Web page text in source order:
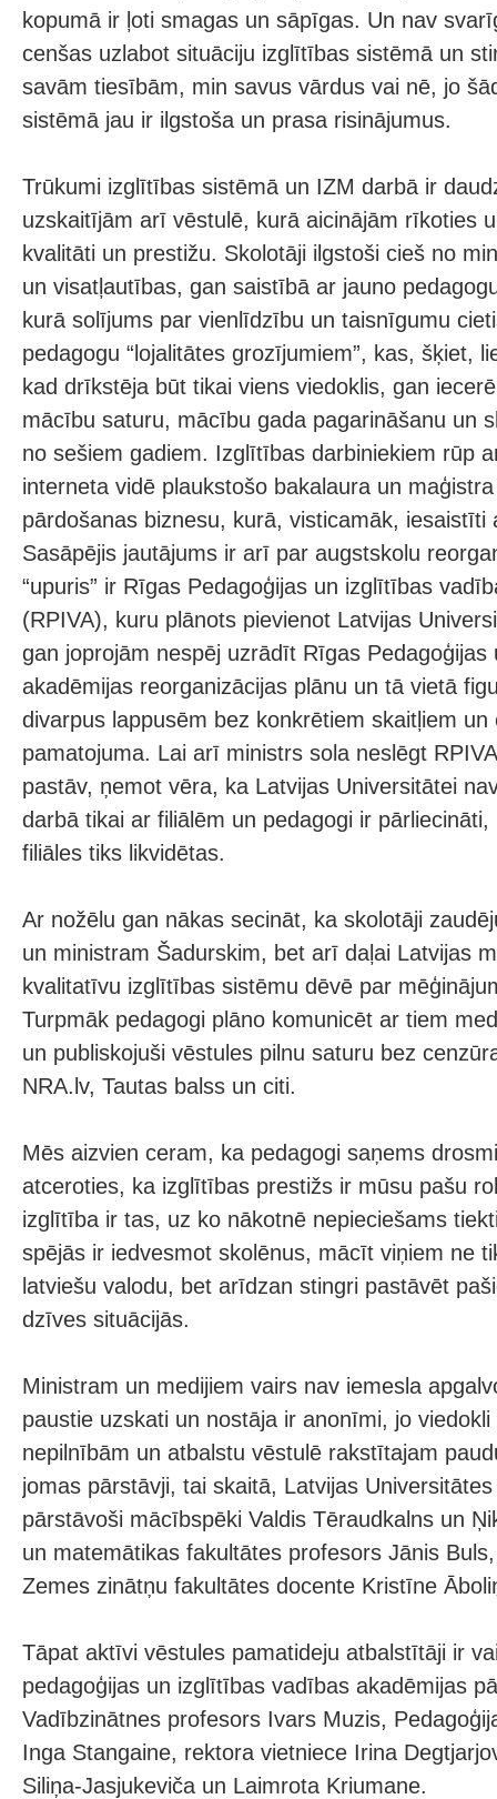
kopumā ir ļoti smagas un sāpīgas. Un nav
cenšas uzlabot situāciju izglītības sistēmā un
savām tiesībām, min savus vārdus vai nē, jo
sistēmā jau ir ilgstoša un prasa risinājumus.
Trūkumi izglītības sistēmā un IZM darbā ir
uzskaitījām arī vēstulē, kurā aicinājām rīkoties
kvalitāti un prestižu. Skolotāji ilgstoši cieš no
un visatļautības, gan saistībā ar jauno
kurā solījums par vienlīdzību un taisnīgumu
pedagogu “lojalitātes grozījumiem”, kas, šķiet,
kad drīkstēja būt tikai viens viedoklis, gan
mācību saturu, mācību gada pagarināšanu un
no sešiem gadiem. Izglītības darbiniekiem rūp
interneta vidē plaukstošo bakalaura un
pārdošanas biznesu, kurā, visticamāk, iesaistīti
Sasāpējis jautājums ir arī par augstskolu
“upuris” ir Rīgas Pedagoģijas un izglītības
(RPIVA), kuru plānots pievienot Latvijas
gan joprojām nespēj uzrādīt Rīgas
akadēmijas reorganizācijas plānu un tā vietā
divarpus lappusēm bez konkrētiem skaitļiem un
pamatojuma. Lai arī ministrs sola neslēgt
pastāv, ņemot vēra, ka Latvijas Universitātei
darbā tikai ar filiālēm un pedagogi ir
filiāles tiks likvidētas.
Ar nožēlu gan nākas secināt, ka skolotāji
un ministram Šadurskim, bet arī daļai Latvijas
kvalitatīvu izglītības sistēmu dēvē par
Turpmāk pedagogi plāno komunicēt ar tiem
un publiskojuši vēstules pilnu saturu bez
NRA.lv, Tautas balss un citi.
Mēs aizvien ceram, ka pedagogi saņems
atceroties, ka izglītības prestižs ir mūsu pašu
izglītība ir tas, uz ko nākotnē nepieciešams
spējās ir iedvesmot skolēnus, mācīt viņiem ne
latviešu valodu, bet arīdzan stingri pastāvēt
dzīves situācijās.
Ministram un medijiem vairs nav iemesla
paustie uzskati un nostāja ir anonīmi, jo
nepilnībām un atbalstu vēstulē rakstītajam
jomas pārstāvji, tai skaitā, Latvijas
pārstāvoši mācībspēki Valdis Tēraudkalns un
un matemātikas fakultātes profesors Jānis
Zemes zinātņu fakultātes docente Kristīne
Tāpat aktīvi vēstules pamatideju atbalstītāji ir
pedagoģijas un izglītības vadības akadēmijas
Vadībzinātnes profesors Ivars Muzis,
Inga Stangaine, rektora vietniece Irina
Siliņa-Jasjukeviča un Laimrota Kriumane.